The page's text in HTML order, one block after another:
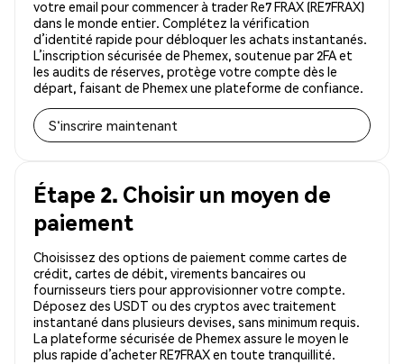
votre email pour commencer à trader Re7 FRAX (RE7FRAX)
dans le monde entier. Complétez la vérification
d’identité rapide pour débloquer les achats instantanés.
L’inscription sécurisée de Phemex, soutenue par 2FA et
les audits de réserves, protège votre compte dès le
départ, faisant de Phemex une plateforme de confiance.
S'inscrire maintenant
Étape 2. Choisir un moyen de
paiement
Choisissez des options de paiement comme cartes de
crédit, cartes de débit, virements bancaires ou
fournisseurs tiers pour approvisionner votre compte.
Déposez des USDT ou des cryptos avec traitement
instantané dans plusieurs devises, sans minimum requis.
La plateforme sécurisée de Phemex assure le moyen le
plus rapide d’acheter RE7FRAX en toute tranquillité.